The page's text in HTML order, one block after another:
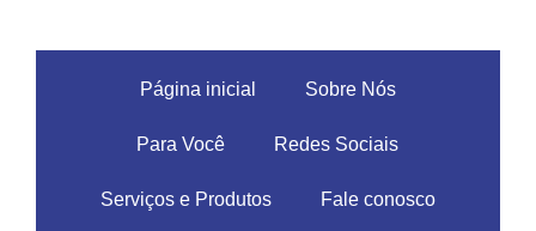
Página inicial Sobre Nós
Para Você Redes Sociais
Serviços e Produtos Fale conosco